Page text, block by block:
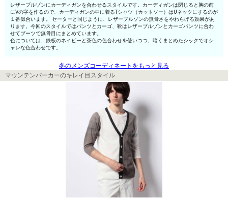
レザーブルゾンにカーディガンを合わせるスタイルです。カーディガンは閉じると胸の前
にVの字を作るので、カーディガンの中に着るTシャツ（カットソー）はUネックにするのが
１番似合います。 セーターと同じように、レザーブルゾンの無骨さをやわらげる効果があ
ります。今回のスタイルではパンツとカーゴ、靴はレザーブルゾンとカーゴパンツに合わ
せてブーツで無骨目にまとめています。
色については、鉄板のネイビーと茶色の色合わせを使いつつ、暗くまとめたシックでオシ
ャレな色合わせです。
冬のメンズコーディネートをもっと見る
マウンテンパーカーのキレイ目スタイル